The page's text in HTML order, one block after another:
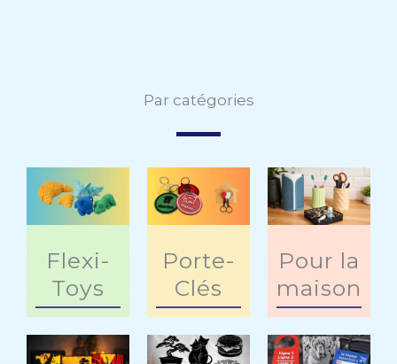
Par catégories
Flexi-
Toys
Porte-
Clés
Pour la
maison